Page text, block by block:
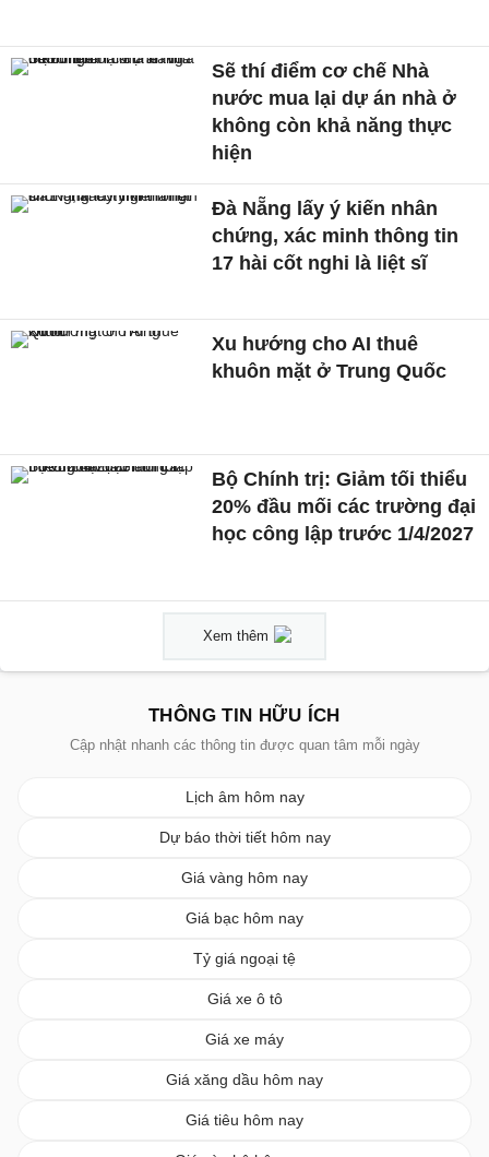
Sẽ thí điểm cơ chế Nhà
nước mua lại dự án nhà ở
không còn khả năng thực
hiện
Đà Nẵng lấy ý kiến nhân
chứng, xác minh thông tin
17 hài cốt nghi là liệt sĩ
Xu hướng cho AI thuê
khuôn mặt ở Trung Quốc
Bộ Chính trị: Giảm tối thiểu
20% đầu mối các trường đại
học công lập trước 1/4/2027
Xem thêm
THÔNG TIN HỮU ÍCH
Cập nhật nhanh các thông tin được quan tâm mỗi ngày
Lịch âm hôm nay
Dự báo thời tiết hôm nay
Giá vàng hôm nay
Giá bạc hôm nay
Tỷ giá ngoại tệ
Giá xe ô tô
Giá xe máy
Giá xăng dầu hôm nay
Giá tiêu hôm nay